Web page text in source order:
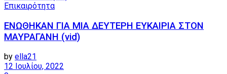
Επικαιρότητα
ΕΝΩΘΗΚΑΝ ΓΙΑ ΜΙΑ ΔΕΥΤΕΡΗ ΕΥΚΑΙΡΙΑ ΣΤΟΝ
ΜΑΥΡΑΓΑΝΗ (vid)
by ella21
12 Ιουλίου, 2022